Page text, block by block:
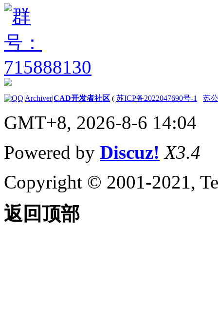
文件
关于输入 PDF 文件
关于输出光栅文件
DGN 文件
关于输出 MicroStation
关于输入和输出 WMF
文件
关于在当前视图中平移和缩
放
关于保存和恢复视图
关于导航栏
关于 ViewCube
|Archiver|CAD开发者社区 ( 苏ICP备2022047690号-1 苏
GMT+8, 2026-8-6 14:04
Powered by Discuz! X3.4
Copyright © 2001-2021,
返回顶部